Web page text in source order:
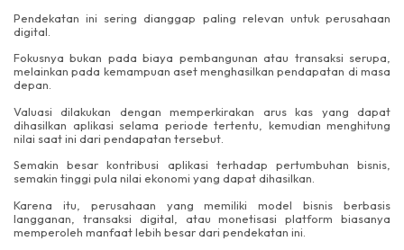
Pendekatan ini sering dianggap paling relevan untuk perusahaan
digital.
Fokusnya bukan pada biaya pembangunan atau transaksi serupa,
melainkan pada kemampuan aset menghasilkan pendapatan di masa
depan.
Valuasi dilakukan dengan memperkirakan arus kas yang dapat
dihasilkan aplikasi selama periode tertentu, kemudian menghitung
nilai saat ini dari pendapatan tersebut.
Semakin besar kontribusi aplikasi terhadap pertumbuhan bisnis,
semakin tinggi pula nilai ekonomi yang dapat dihasilkan.
Karena itu, perusahaan yang memiliki model bisnis berbasis
langganan, transaksi digital, atau monetisasi platform biasanya
memperoleh manfaat lebih besar dari pendekatan ini.